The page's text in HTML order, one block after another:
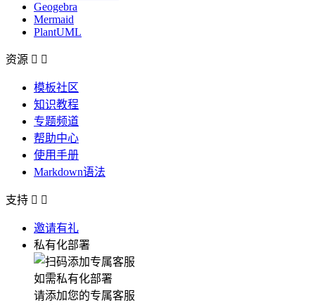
Geogebra
Mermaid
PlantUML
资源  
模板社区
知识教程
专题频道
帮助中心
使用手册
Markdown语法
支持  
邀请有礼
私有化部署
如需私有化部署
请添加您的专属客服